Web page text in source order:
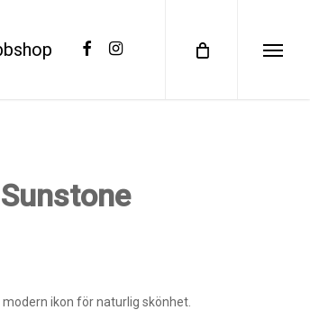
facebookinstagram Menu
ikon för naturlig skönhet.